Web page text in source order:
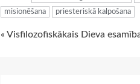
misionēšana
priesteriskā kalpošana
Continue
« Visfilozofiskākais Dieva